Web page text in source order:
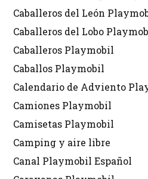
Caballeros del León
Caballeros del Lobo
Caballeros Playmobil
Caballos Playmobil
Calendario de Adviento
Camiones Playmobil
Camisetas Playmobil
Camping y aire libre
Canal Playmobil Español